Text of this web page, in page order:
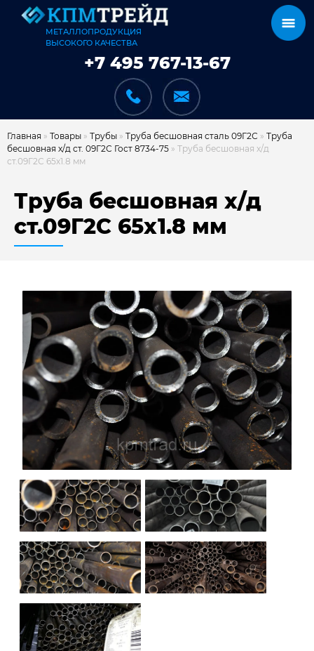
МЕТАЛЛОПРОДУКЦИЯ
ВЫСОКОГО КАЧЕСТВА
+7 495 767-13-67
ДОСТАВКА И ОПЛАТА
НАШИ ОБЪЕКТЫ
ОТЗЫВЫ
О НАС
БЛОГ
КОНТАКТЫ
Главная » Товары » Трубы » Труба бесшовная сталь 09Г2С » Труба
бесшовная х/д ст. 09Г2С Гост 8734-75 » Труба бесшовная х/д
ст.09Г2С 65х1.8 мм
Труба бесшовная х/д
ст.09Г2С 65х1.8 мм